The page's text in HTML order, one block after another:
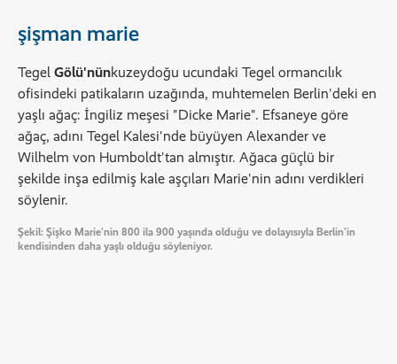
şişman marie
Tegel Gölü'nünkuzeydoğu ucundaki Tegel ormancılık
ofisindeki patikaların uzağında, muhtemelen Berlin'deki en
yaşlı ağaç: İngiliz meşesi "Dicke Marie". Efsaneye göre
ağaç, adını Tegel Kalesi'nde büyüyen Alexander ve
Wilhelm von Humboldt'tan almıştır. Ağaca güçlü bir
şekilde inşa edilmiş kale aşçıları Marie'nin adını verdikleri
söylenir.
Şekil: Şişko Marie'nin 800 ila 900 yaşında olduğu ve dolayısıyla Berlin'in
kendisinden daha yaşlı olduğu söyleniyor.